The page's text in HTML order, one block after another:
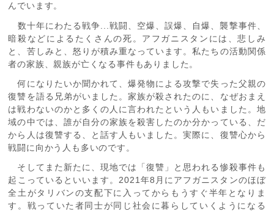
んでいます。
数十年にわたる戦争...戦闘、空爆、誤爆、自爆、襲撃事件、
暗殺などによるたくさんの死。アフガニスタンには、悲しみ
と、苦しみと、怒りが積み重なっています。私たちの活動関係
者の家族、親族が亡くなる事件もありました。
何になりたいか聞かれて、爆発物による攻撃で失った父親の
復讐を語る兄弟がいました。家族が殺されたのに、なぜおまえ
は戦わないのかと多くの人に言われたという人もいました。地
域の中では、誰が自分の家族を殺害したのか分かっている、だ
から人は復讐する、と話す人もいました。実際に、復讐心から
戦闘に向かう人も多いのです。
そしてまた新たに、現地では「復讐」と思われる惨殺事件も
起こっているといいます。2021年8月にアフガニスタンのほぼ
全土がタリバンの支配下に入ってからもうすぐ半年となりま
す。戦っていた者同士が同じ社会に暮らしていくようになる